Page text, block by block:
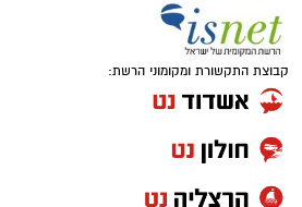
קבוצת התקשורת ומקומוני הרשת: